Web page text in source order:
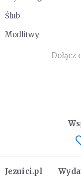
Ślub
Modlitwy
Dołącz
Jezuici.pl